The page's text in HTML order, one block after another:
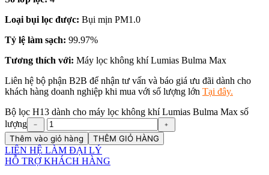
Loại bụi lọc được: Bụi mịn PM1.0
Tỷ lệ làm sạch: 99.97%
Tương thích với: Máy lọc không khí Lumias Bulma Max
Liên hệ bộ phận B2B để nhận tư vấn và báo giá ưu đãi dành cho
khách hàng doanh nghiệp khi mua với số lượng lớn Tại đây.
Bộ lọc H13 dành cho máy lọc không khí Lumias Bulma Max số
lượng
﹣
﹢
Thêm vào giỏ hàng
THÊM GIỎ HÀNG
LIÊN HỆ LÀM ĐẠI LÝ
HỖ TRỢ KHÁCH HÀNG